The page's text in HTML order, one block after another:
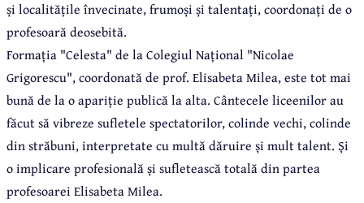
și localitățile învecinate, frumoși și talentați, coordonați de o
profesoară deosebită.
Formația "Celesta" de la Colegiul Național "Nicolae
Grigorescu", coordonată de prof. Elisabeta Milea, este tot mai
bună de la o apariție publică la alta. Cântecele liceenilor au
făcut să vibreze sufletele spectatorilor, colinde vechi, colinde
din străbuni, interpretate cu multă dăruire și mult talent. Și
o implicare profesională și sufletească totală din partea
profesoarei Elisabeta Milea.